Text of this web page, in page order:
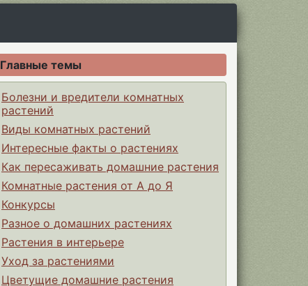
Главные темы
Болезни и вредители комнатных
растений
Виды комнатных растений
Интересные факты о растениях
Как пересаживать домашние растения
Комнатные растения от А до Я
Конкурсы
Разное о домашних растениях
Растения в интерьере
Уход за растениями
Цветущие домашние растения